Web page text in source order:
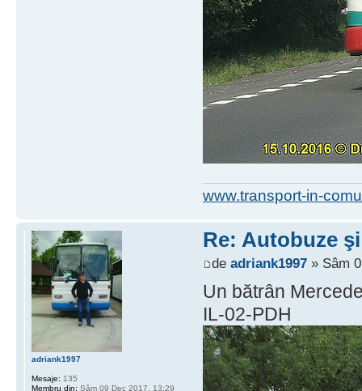
www.transport-in-
Re: Autobuze
de adriank1997» Sâm
Un bătrân
IL-02-PDH
adriank1997
Mesaje: 135
Membru din: Sâm 09 Dec 2017, 13:29